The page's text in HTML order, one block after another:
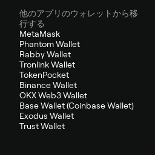
他のアプリのウォレットから移
行する
MetaMask
Phantom Wallet
Rabby Wallet
Tronlink Wallet
TokenPocket
Binance Wallet
OKX Web3 Wallet
Base Wallet (Coinbase Wallet)
Exodus Wallet
Trust Wallet